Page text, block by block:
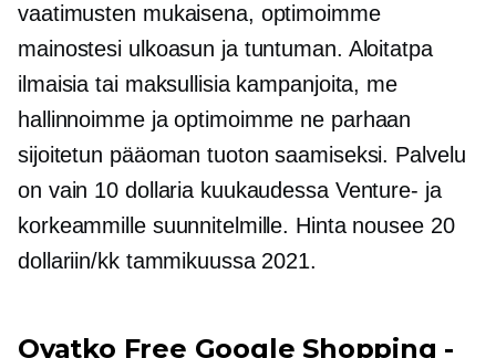
vaatimusten mukaisena, optimoimme
mainostesi ulkoasun ja tuntuman. Aloitatpa
ilmaisia ​​tai maksullisia kampanjoita, me
hallinnoimme ja optimoimme ne parhaan
sijoitetun pääoman tuoton saamiseksi. Palvelu
on vain 10 dollaria kuukaudessa Venture- ja
korkeammille suunnitelmille. Hinta nousee 20
dollariin/kk tammikuussa 2021.
Ovatko Free Google Shopping -